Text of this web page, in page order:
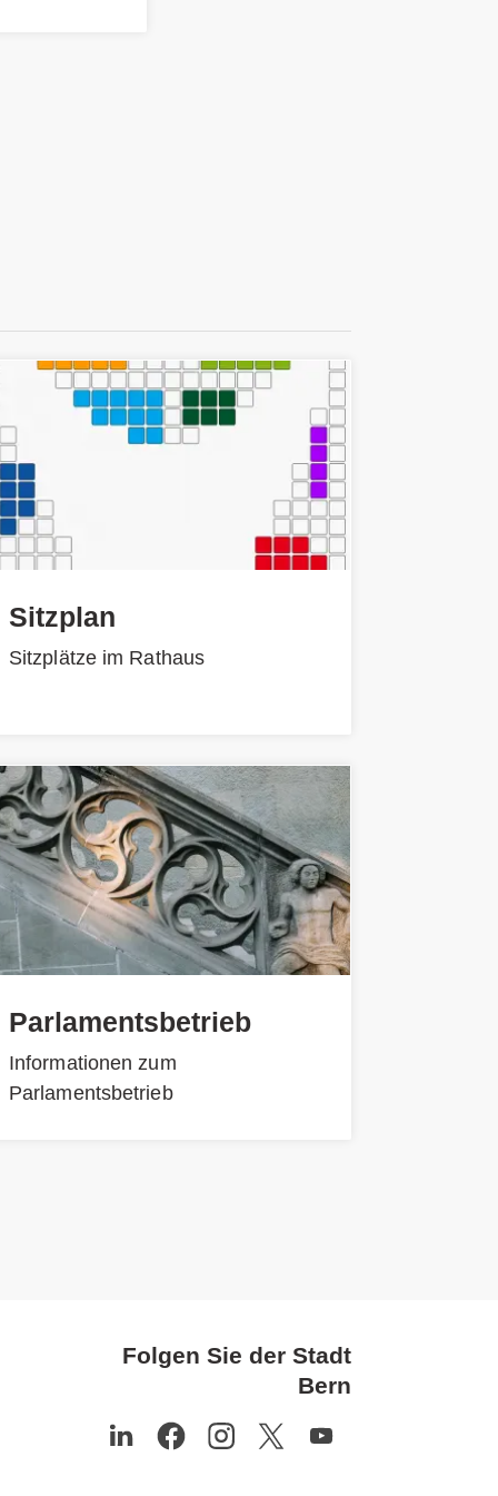
Sitzplan
Sitzplätze im Rathaus
Parlamentsbetrieb
Informationen zum
Parlamentsbetrieb
Folgen Sie der Stadt
Bern